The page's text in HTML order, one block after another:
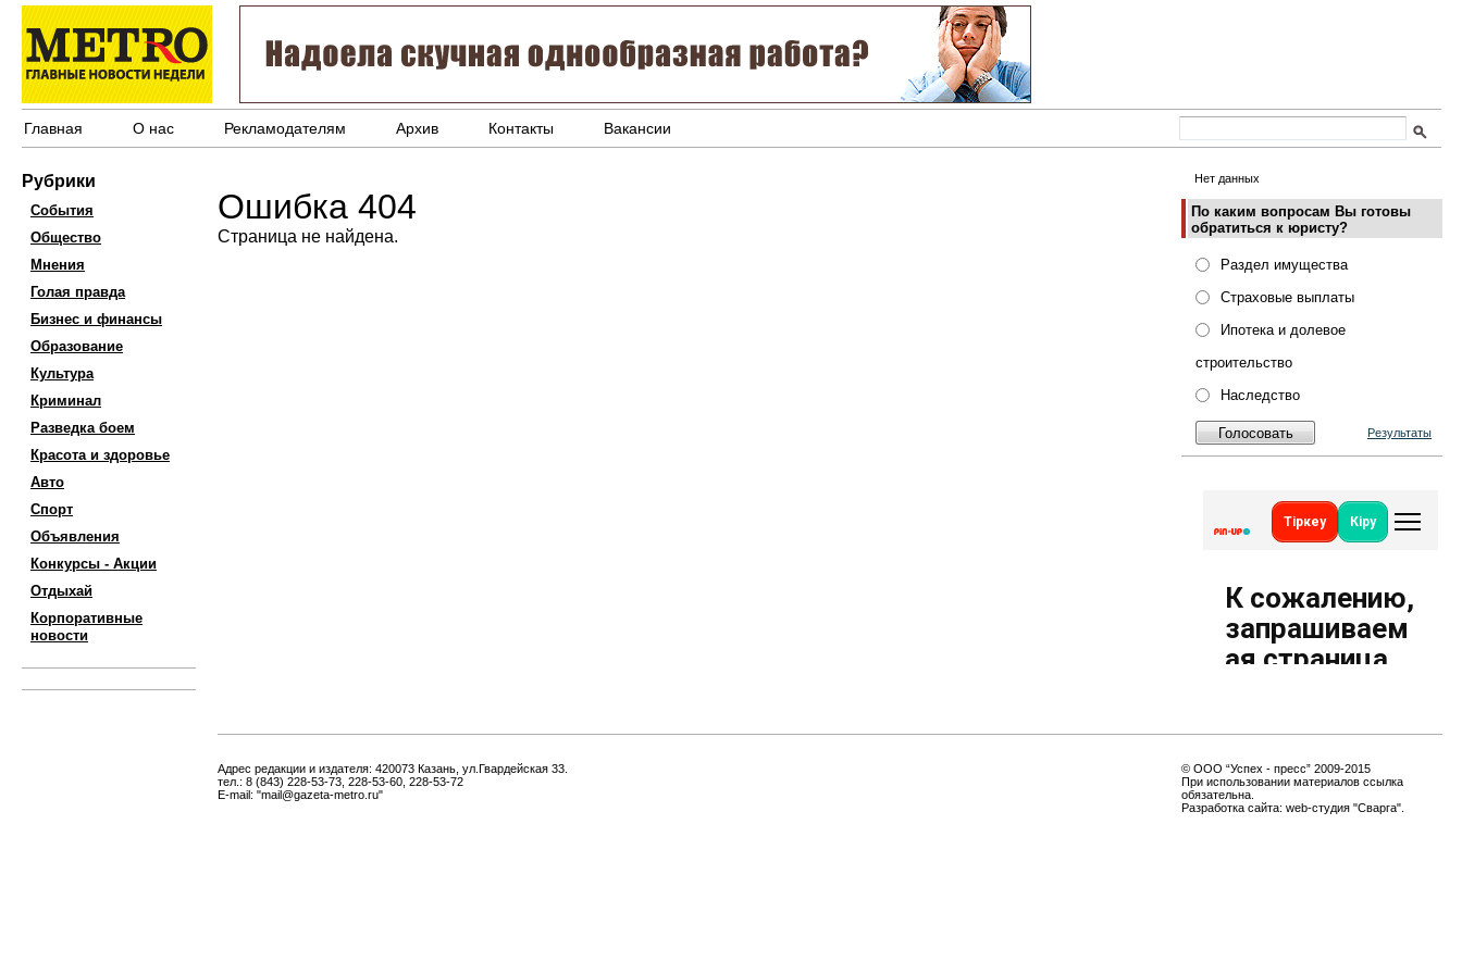
Главная О нас Рекламодателям Архив Контакты Вакансии
Рубрики
События
Общество
Мнения
Голая правда
Бизнес и финансы
Образование
Культура
Криминал
Разведка боем
Красота и здоровье
Авто
Спорт
Объявления
Конкурсы - Акции
Отдыхай
Корпоративные
новости
Нет данных
По каким вопросам Вы готовы
обратиться к юристу?
Раздел имущества
Страховые выплаты
Ипотека и долевое
строительство
Наследство
Результаты
Ошибка 404
Страница не найдена.
© ООО “Успех - пресс” 2009-2015
При использовании материалов ссылка
обязательна.
Разработка сайта: web-студия "Сварга".
Адрес редакции и издателя: 420073 Казань, ул.Гвардейская 33.
тел.: 8 (843) 228-53-73, 228-53-60, 228-53-72
E-mail: "mail@gazeta-metro.ru"